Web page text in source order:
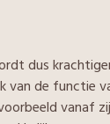
dus
van de functie
vanaf